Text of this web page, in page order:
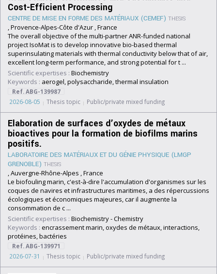
Cost-Efficient Processing
CENTRE DE MISE EN FORME DES MATÉRIAUX (CEMEF) THESIS
, Provence-Alpes-Côte d'Azur , France
The overall objective of the multi-partner ANR-funded national
project IsoMat is to develop innovative bio-based thermal
superinsulating materials with thermal conductivity below that of air,
excellent long-term performance, and strong potential for t ...
Scientific expertises : Biochemistry
Keywords : aerogel, polysaccharide, thermal insulation
Ref. ABG-139987
2026-08-05
Thesis topic Public/private mixed funding
Elaboration de surfaces d’oxydes de métaux
bioactives pour la formation de biofilms marins
positifs.
LABORATOIRE DES MATÉRIAUX ET DU GÉNIE PHYSIQUE (LMGP
GRENOBLE) THESIS
, Auvergne-Rhône-Alpes , France
Le biofouling marin, c'est-à-dire l'accumulation d'organismes sur les
coques de navires et infrastructures maritimes, a des répercussions
écologiques et économiques majeures, car il augmente la
consommation de c ...
Scientific expertises : Biochemistry-Chemistry
Keywords : encrassement marin, oxydes de métaux, interactions,
protéines, bactéries
Ref. ABG-139971
2026-07-31
Thesis topic Public/private mixed funding